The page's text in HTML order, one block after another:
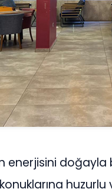
enerjisini